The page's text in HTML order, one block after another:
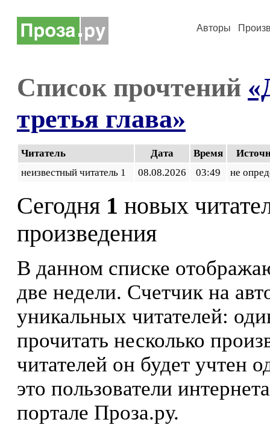
Авторы
Список прочтений
третья глава»
Читатель Дата Время
неизвестный читатель 1
08.08.2026 03:49 не
Сегодня 1 новых
произведения
В данном списке
две недели. Счетчик на
уникальных читателей:
прочитать несколько
читателей он будет учтен
это пользователи
портале Проза.ру.